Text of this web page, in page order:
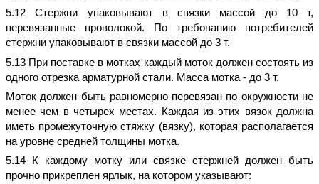
5.12 Стержни упаковывают в связки массой до 10 т,
перевязанные проволокой. По требованию потребителей
стержни упаковывают в связки массой до 3 т.
5.13 При поставке в мотках каждый моток должен состоять из
одного отрезка арматурной стали. Масса мотка - до 3 т.
Моток должен быть равномерно перевязан по окружности не
менее чем в четырех местах. Каждая из этих вязок должна
иметь промежуточную стяжку (вязку), которая располагается
на уровне средней толщины мотка.
5.14 К каждому мотку или связке стержней должен быть
прочно прикреплен ярлык, на котором указывают: